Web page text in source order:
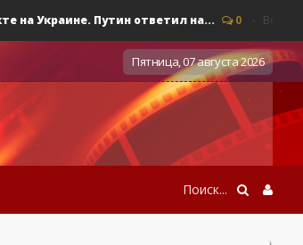
Украине. Путин ответил на... 0 Военные
Пятница, 07 августа 2026